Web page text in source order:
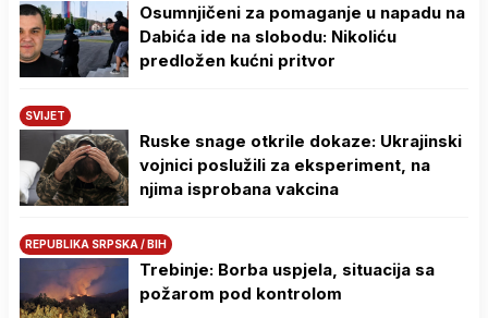
Osumnjičeni za pomaganje u napadu na
Dabića ide na slobodu: Nikoliću
predložen kućni pritvor
SVIJET
Ruske snage otkrile dokaze: Ukrajinski
vojnici poslužili za eksperiment, na
njima isprobana vakcina
REPUBLIKA SRPSKA / BIH
Trebinje: Borba uspjela, situacija sa
požarom pod kontrolom